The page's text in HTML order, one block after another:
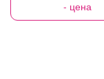
- цена